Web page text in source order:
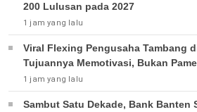
200 Lulusan pada 2027
1 jam yang lalu
Viral Flexing Pengusaha Tambang
Tujuannya Memotivasi, Bukan
1 jam yang lalu
Sambut Satu Dekade, Bank Banten